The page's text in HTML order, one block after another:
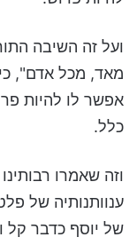
ועל זה השיבה
מאד, מכל אדם",
אפשר לו להיות
כלל.
וזה שאמרו
ענוותנותיה של
של יוסף כדבר קל